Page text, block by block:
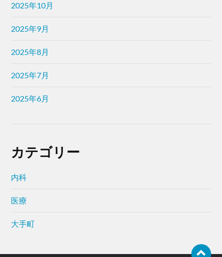
2025年10月
2025年9月
2025年8月
2025年7月
2025年6月
カテゴリー
内科
医療
大手町